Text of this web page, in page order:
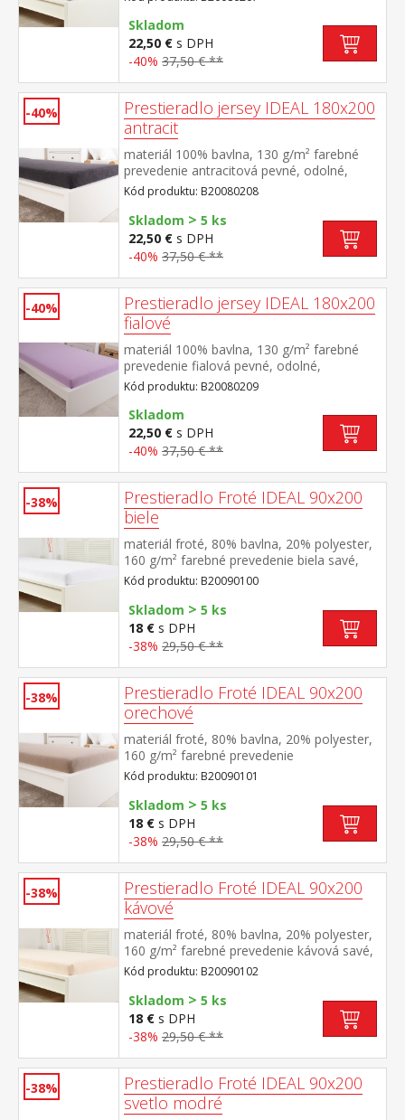
výšky 25 cm prateľné do 60 °C
Skladom
22,50 € s DPH
-40% 37,50 € **
-40%
Prestieradlo jersey IDEAL 180x200
antracit
materiál 100% bavlna, 130 g/m² farebné
prevedenie antracitová pevné, odolné,
stálofarebné, obšité gumou pre matrace do
výšky 25 cm prateľné do 60 °C
Kód produktu: B20080208
Skladom > 5 ks
22,50 € s DPH
-40% 37,50 € **
-40%
Prestieradlo jersey IDEAL 180x200
fialové
materiál 100% bavlna, 130 g/m² farebné
prevedenie fialová pevné, odolné,
stálofarebné, obšité gumou pre matrace do
výšky 25 cm prateľné do 60 °C
Kód produktu: B20080209
Skladom
22,50 € s DPH
-40% 37,50 € **
-38%
Prestieradlo Froté IDEAL 90x200
biele
materiál froté, 80% bavlna, 20% polyester,
160 g/m² farebné prevedenie biela savé,
odolné, stálofarebné, obšité gumou pre
matrace do výšky 25 cm prateľné do 40 °C
Kód produktu: B20090100
Skladom > 5 ks
18 € s DPH
-38% 29,50 € **
-38%
Prestieradlo Froté IDEAL 90x200
orechové
materiál froté, 80% bavlna, 20% polyester,
160 g/m² farebné prevedenie
orechová savé, odolné, stálofarebné,
obšité gumou pre matrace do výšky 25
cm prateľné do 40 °C
Kód produktu: B20090101
Skladom > 5 ks
18 € s DPH
-38% 29,50 € **
-38%
Prestieradlo Froté IDEAL 90x200
kávové
materiál froté, 80% bavlna, 20% polyester,
160 g/m² farebné prevedenie kávová savé,
odolné, stálofarebné, obšité gumou pre
matrace do výšky 25 cm prateľné do 40 °C
Kód produktu: B20090102
Skladom > 5 ks
18 € s DPH
-38% 29,50 € **
-38%
Prestieradlo Froté IDEAL 90x200
svetlo modré